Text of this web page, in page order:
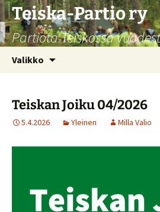
Siirry
sisältöön
Teiska-Partio ry
Partiota Teiskossa
Valikko
Teiskan Joiku 04/2026
5.4.2026 Yleinen Milla Valio